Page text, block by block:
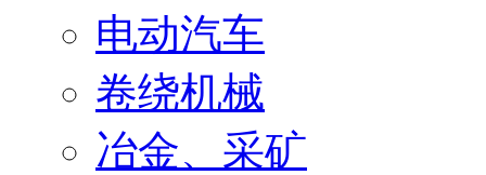
电动汽车
卷绕机械
冶金、采矿